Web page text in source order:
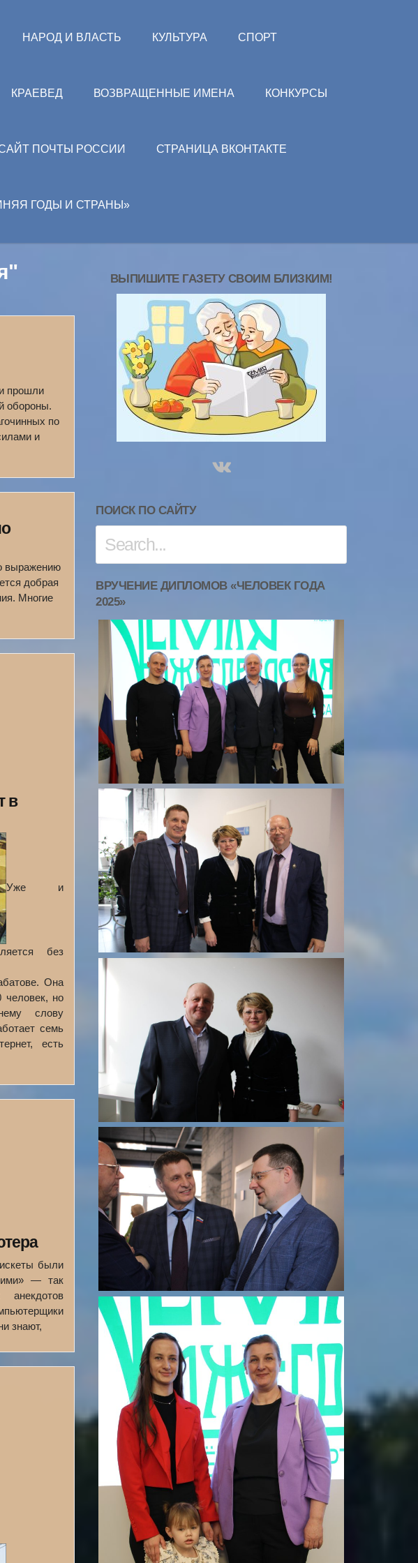
НАРОД И ВЛАСТЬ КУЛЬТУРА СПОРТ
КРАЕВЕД ВОЗВРАЩЕННЫЕ ИМЕНА КОНКУРСЫ
ПОЧТЫ РОССИИ СТРАНИЦА ВКОНТАКТЕ
ГОДЫ И СТРАНЫ»
прошли
обороны.
по
и
выражению
добрая
Многие
в
Уже и
без
Она
человек, но
слову
семь
есть
были
— так
знают,
ВЫПИШИТЕ ГАЗЕТУ СВОИМ БЛИЗКИМ!
ПОИСК ПО САЙТУ
ВРУЧЕНИЕ ДИПЛОМОВ «ЧЕЛОВЕК ГОДА
2025»